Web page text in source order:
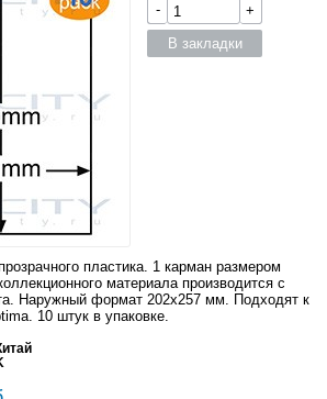
пластика. 1 карман размером
материала производится с
Наружный формат 202x257 мм. Подходят к
10 штук в упаковке.
-
+
В закладки